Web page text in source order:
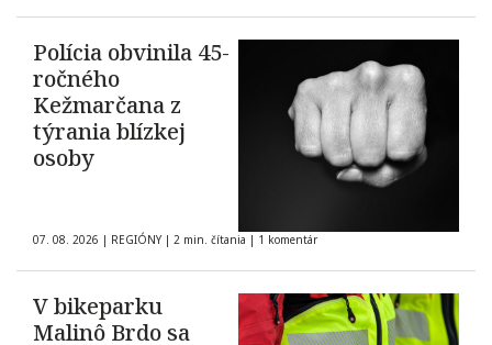
Polícia obvinila 45-
ročného
Kežmarčana z
týrania blízkej
osoby
07. 08. 2026 | REGIÓNY | 2 min. čítania | 1 komentár
V bikeparku
Malinô Brdo sa